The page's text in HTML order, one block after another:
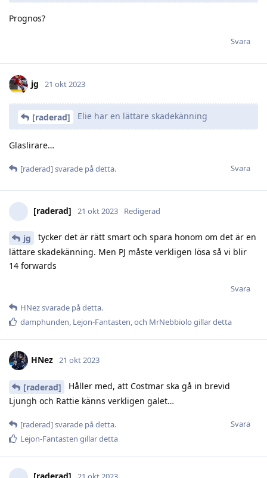
Prognos?
Svara
jg 21 okt 2023
[raderad] Elie har en lättare skadekänning
Glaslirare…
Svara
[raderad]svarade på detta.
[raderad] 21 okt 2023 Redigerad
jg
tycker det är rätt smart och spara honom om det är en
lättare skadekänning. Men PJ måste verkligen lösa så vi blir
14 forwards
Svara
HNezsvarade på detta.
damphunden, Lejon-Fantasten, och MrNebbiolo gillar detta
HNez 21 okt 2023
[raderad]
Håller med, att Costmar ska gå in brevid
Ljungh och Rattie känns verkligen galet…
Svara
[raderad]svarade på detta.
Lejon-Fantasten gillar detta